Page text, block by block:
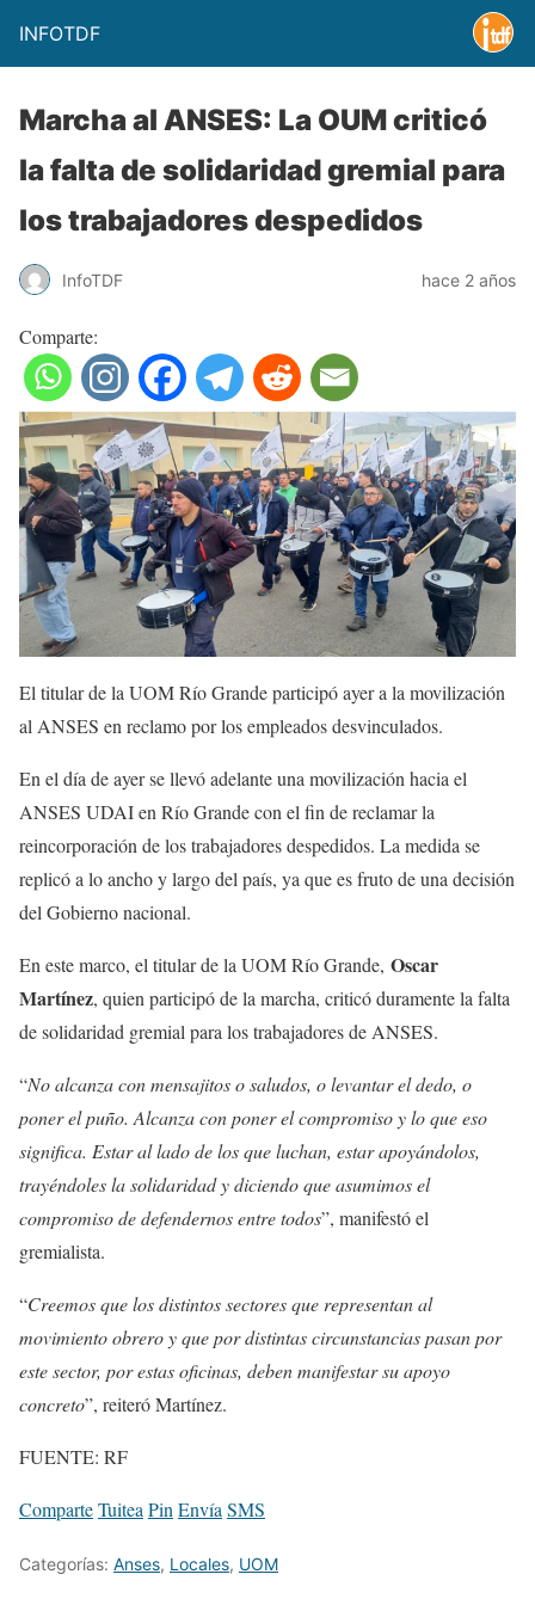
INFOTDF
Marcha al ANSES: La OUM criticó
la falta de solidaridad gremial para
los trabajadores despedidos
InfoTDF hace 2 años
Comparte:
El titular de la UOM Río Grande participó ayer a la movilización
al ANSES en reclamo por los empleados desvinculados.
En el día de ayer se llevó adelante una movilización hacia el
ANSES UDAI en Río Grande con el fin de reclamar la
reincorporación de los trabajadores despedidos. La medida se
replicó a lo ancho y largo del país, ya que es fruto de una decisión
del Gobierno nacional.
En este marco, el titular de la UOM Río Grande, Oscar
Martínez, quien participó de la marcha, criticó duramente la falta
de solidaridad gremial para los trabajadores de ANSES.
“No alcanza con mensajitos o saludos, o levantar el dedo, o
poner el puño. Alcanza con poner el compromiso y lo que eso
significa. Estar al lado de los que luchan, estar apoyándolos,
trayéndoles la solidaridad y diciendo que asumimos el
compromiso de defendernos entre todos”, manifestó el
gremialista.
“Creemos que los distintos sectores que representan al
movimiento obrero y que por distintas circunstancias pasan por
este sector, por estas oficinas, deben manifestar su apoyo
concreto”, reiteró Martínez.
FUENTE: RF
ComparteTuitea Pin Envía SMS
Categorías: Anses, Locales, UOM